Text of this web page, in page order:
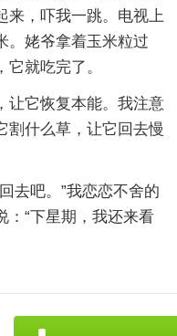
来，吓我一跳。电视上
。姥爷拿着玉米粒过
就吃完了。
让它恢复本能。我注意
割什么草，让它回去慢
去吧。”我恋恋不舍的
：“下星期，我还来看